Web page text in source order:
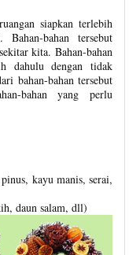
siapkan terlebih
Bahan-bahan tersebut
kita. Bahan-bahan
dahulu dengan tidak
bahan-bahan tersebut
bahan yang perlu
kayu manis, serai,
daun salam, dll)